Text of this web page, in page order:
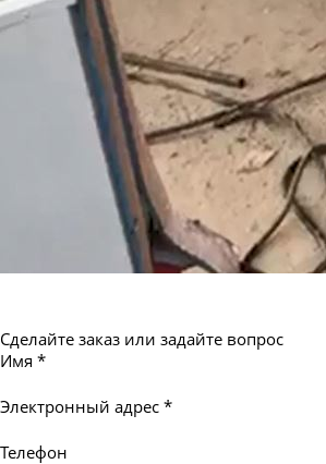
Сделайте заказ или задайте вопрос
Имя *
Электронный адрес *
Телефон